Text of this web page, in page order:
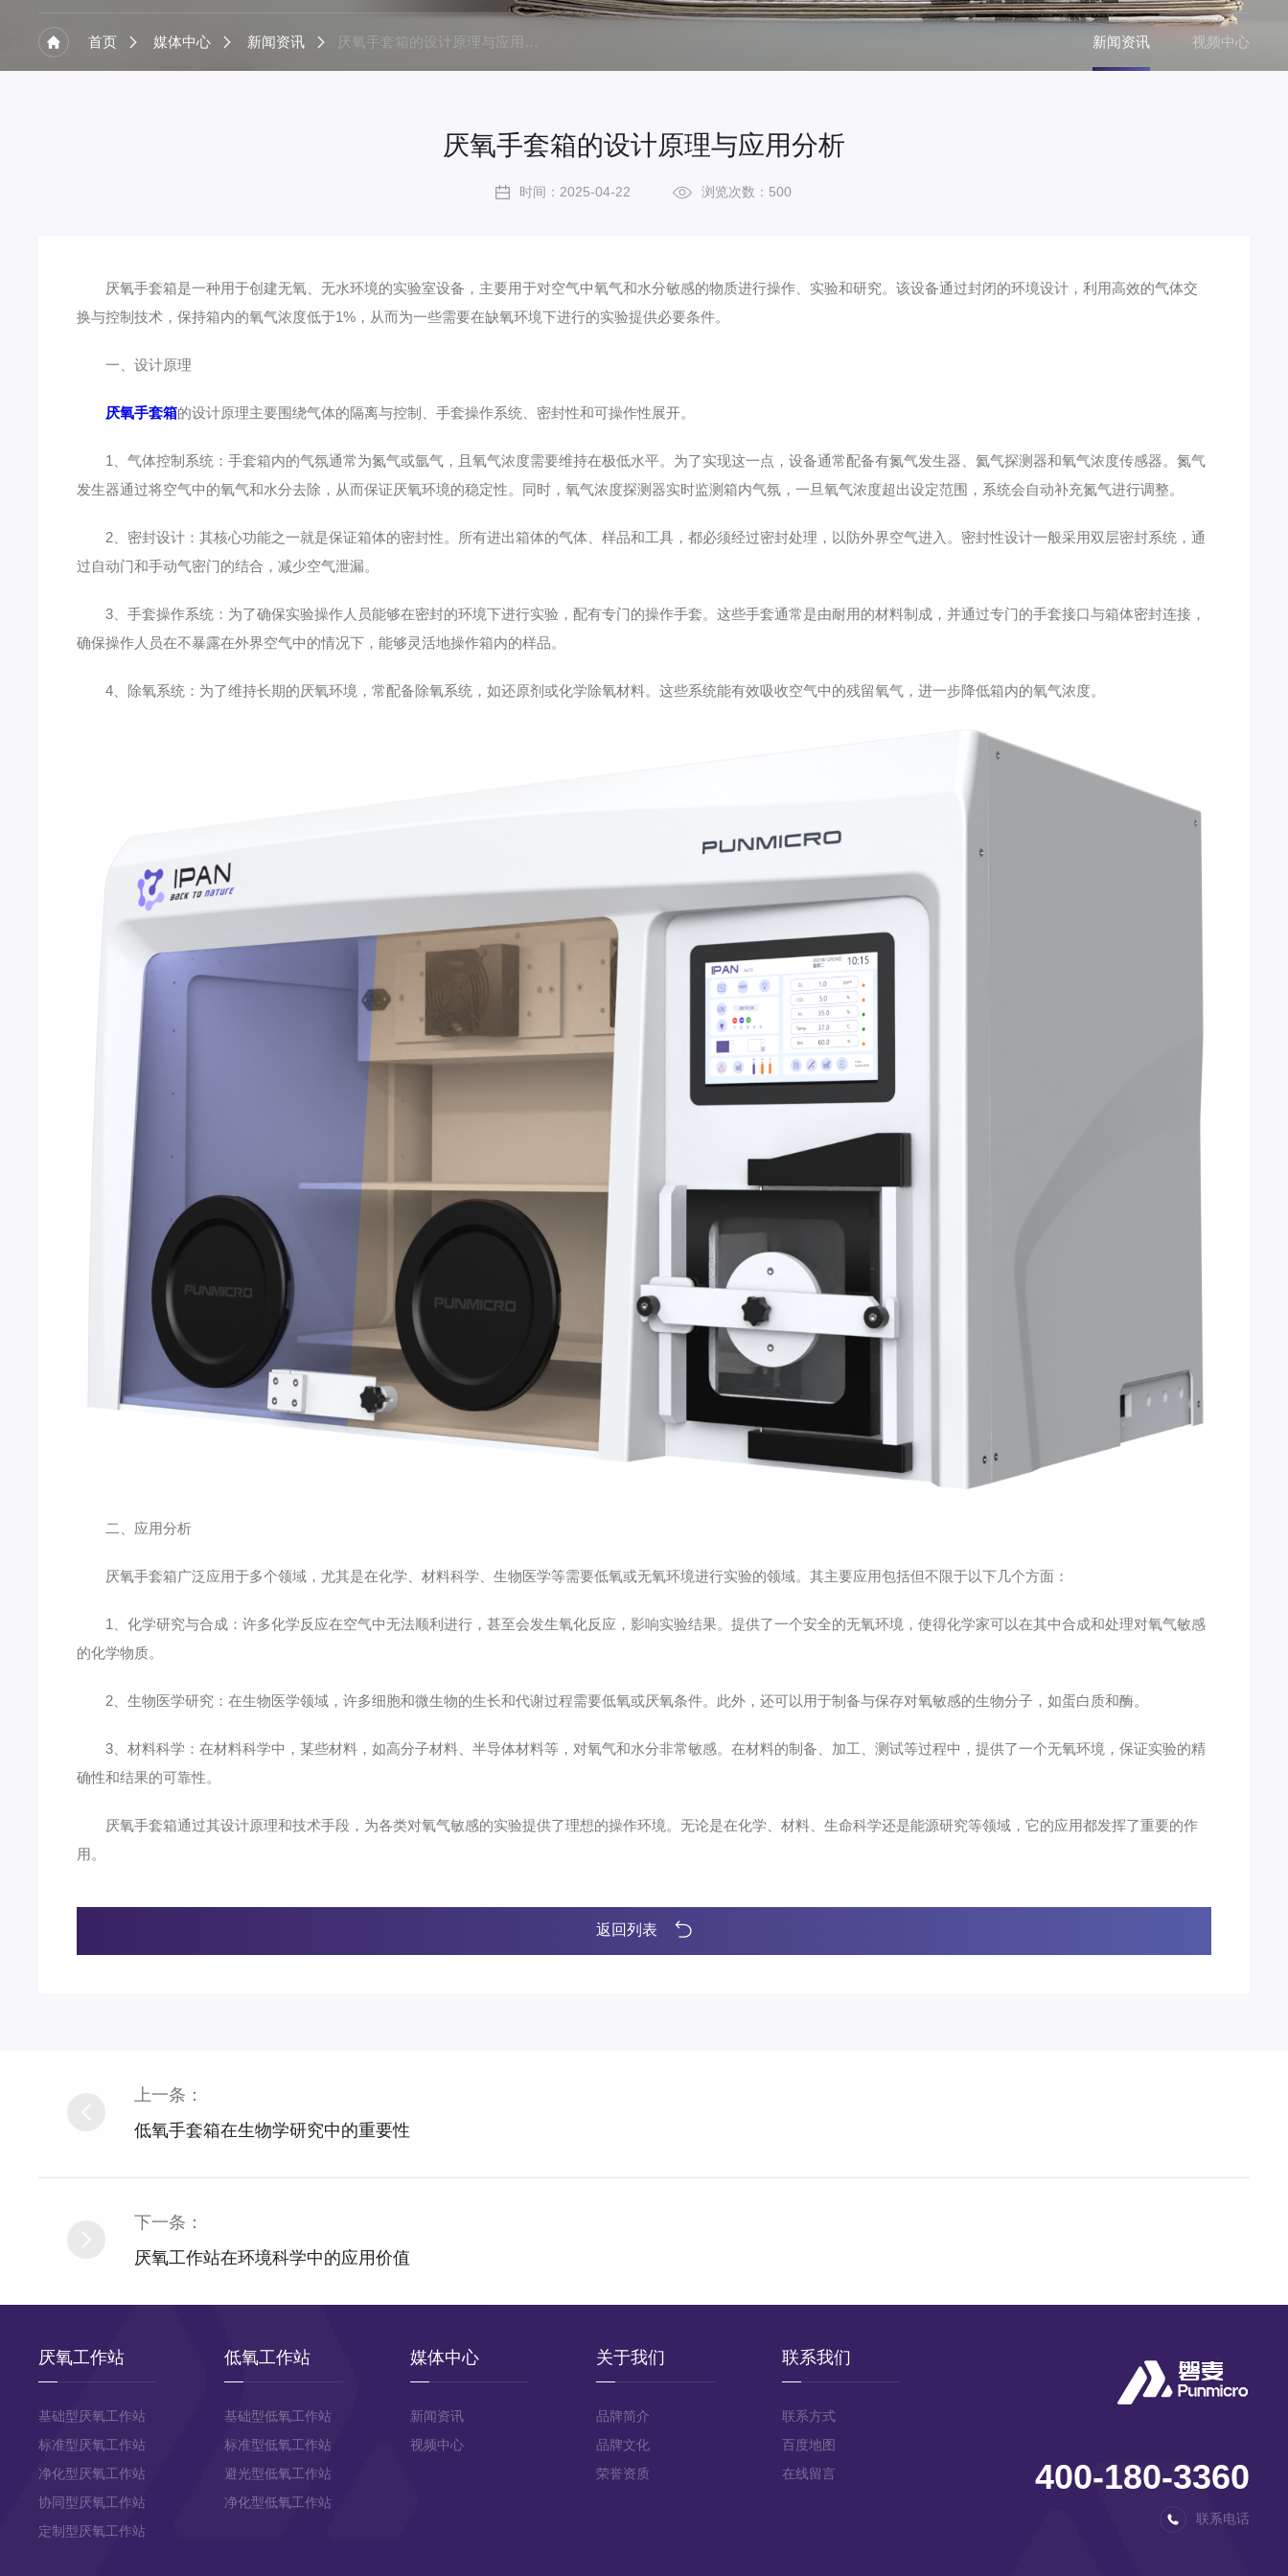
首页 媒体中心 新闻资讯 厌氧手套箱的设计原理与应用分析 新闻资讯 视频中心
厌氧手套箱的设计原理与应用分析
时间：2025-04-22 浏览次数：500
厌氧手套箱是一种用于创建无氧、无水环境的实验室设备，主要用于对空气中氧气和水分敏感的物质进行操作、实验和研究。该设备通过封闭的环境设计，利用高效的气体交
换与控制技术，保持箱内的氧气浓度低于1%，从而为一些需要在缺氧环境下进行的实验提供必要条件。
一、设计原理
厌氧手套箱的设计原理主要围绕气体的隔离与控制、手套操作系统、密封性和可操作性展开。
1、气体控制系统：手套箱内的气氛通常为氮气或氩气，且氧气浓度需要维持在极低水平。为了实现这一点，设备通常配备有氮气发生器、氦气探测器和氧气浓度传感器。氮气
发生器通过将空气中的氧气和水分去除，从而保证厌氧环境的稳定性。同时，氧气浓度探测器实时监测箱内气氛，一旦氧气浓度超出设定范围，系统会自动补充氮气进行调整。
2、密封设计：其核心功能之一就是保证箱体的密封性。所有进出箱体的气体、样品和工具，都必须经过密封处理，以防外界空气进入。密封性设计一般采用双层密封系统，通
过自动门和手动气密门的结合，减少空气泄漏。
3、手套操作系统：为了确保实验操作人员能够在密封的环境下进行实验，配有专门的操作手套。这些手套通常是由耐用的材料制成，并通过专门的手套接口与箱体密封连接，
确保操作人员在不暴露在外界空气中的情况下，能够灵活地操作箱内的样品。
4、除氧系统：为了维持长期的厌氧环境，常配备除氧系统，如还原剂或化学除氧材料。这些系统能有效吸收空气中的残留氧气，进一步降低箱内的氧气浓度。
二、应用分析
厌氧手套箱广泛应用于多个领域，尤其是在化学、材料科学、生物医学等需要低氧或无氧环境进行实验的领域。其主要应用包括但不限于以下几个方面：
1、化学研究与合成：许多化学反应在空气中无法顺利进行，甚至会发生氧化反应，影响实验结果。提供了一个安全的无氧环境，使得化学家可以在其中合成和处理对氧气敏感
的化学物质。
2、生物医学研究：在生物医学领域，许多细胞和微生物的生长和代谢过程需要低氧或厌氧条件。此外，还可以用于制备与保存对氧敏感的生物分子，如蛋白质和酶。
3、材料科学：在材料科学中，某些材料，如高分子材料、半导体材料等，对氧气和水分非常敏感。在材料的制备、加工、测试等过程中，提供了一个无氧环境，保证实验的精
确性和结果的可靠性。
厌氧手套箱通过其设计原理和技术手段，为各类对氧气敏感的实验提供了理想的操作环境。无论是在化学、材料、生命科学还是能源研究等领域，它的应用都发挥了重要的作
用。
返回列表
上一条：
低氧手套箱在生物学研究中的重要性
下一条：
厌氧工作站在环境科学中的应用价值
厌氧工作站
基础型厌氧工作站
标准型厌氧工作站
净化型厌氧工作站
协同型厌氧工作站
定制型厌氧工作站
低氧工作站
基础型低氧工作站
标准型低氧工作站
避光型低氧工作站
净化型低氧工作站
媒体中心
新闻资讯
视频中心
关于我们
品牌简介
品牌文化
荣誉资质
联系我们
联系方式
百度地图
在线留言
400-180-3360
联系电话